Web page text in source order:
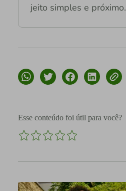
jeito simples e próximo.
Esse conteúdo foi útil para você?